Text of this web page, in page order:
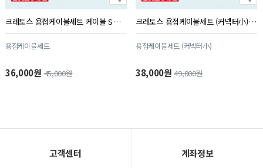
크레토스 용접케이블세트 케이블 SMT-W16-35
용접케이블세트
36,000원45,000원
크레토스 용접케이블세트 (커넥터小) 케이블 SMT-W16-35CS
용접케이블세트 (커넥터小)
38,000원49,000원
고객센터 계좌정보